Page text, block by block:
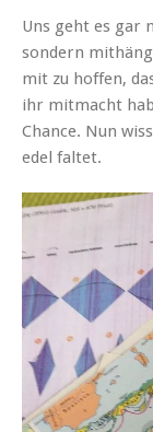
Uns geht es gar
sondern
mit zu hoffen,
ihr mitmacht
Chance. Nun
edel faltet.